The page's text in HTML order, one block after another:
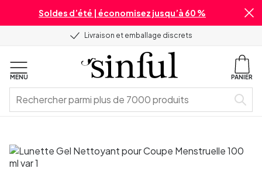
Soldes d’été | économisez jusqu’à 60 %
Livraison et emballage discrets
MENU PANIER